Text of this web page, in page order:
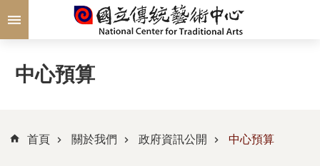
跳到主要內容區塊
中心預算
首頁 關於我們 政府資訊公開 中心預算